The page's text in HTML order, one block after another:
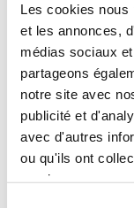
Les cookies nous
et les annonces,
médias sociaux
partageons
notre site avec
publicité et
avec d'autres
ou qu'ils ont
services.
Lait corporel